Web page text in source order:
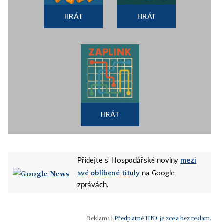
HRÁT HRÁT
HRÁT
Přidejte si Hospodářské noviny mezi
své oblíbené tituly na Google
zprávách.
Předplatné HN+ je zcela bez reklam.